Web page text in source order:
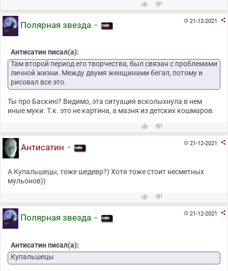
 
21-12-2021 
Полярная звезда
Антисатин писал(а):
Там второй период его творчества, был связан с проблемами
личной жизни. Между двумя женщинами бегал, потому и
рисовал все это.
Ты про Баскию? Видимо, эта ситуация всколыхнула в нем
иные муки. Т.к. это не картина, а мазня из детских кошмаров.
 
21-12-2021 
Антисатин
А Купальшецы, тоже шедевр?) Хотя тоже стоит несметных
мульонов))
 
21-12-2021 
Полярная звезда
Антисатин писал(а):
Купальшецы